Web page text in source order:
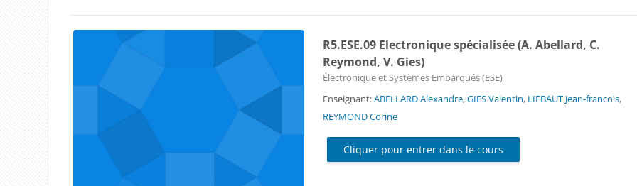
R5.ESE.09 Electronique spécialisée (A. Abellard, C.
Reymond, V. Gies)
Catégorie de cours
Électronique et Systèmes Embarqués (ESE)
Enseignant:ABELLARD Alexandre,GIES Valentin, LIEBAUT Jean-francois,
REYMOND Corine
Cliquer pour entrer dans le cours